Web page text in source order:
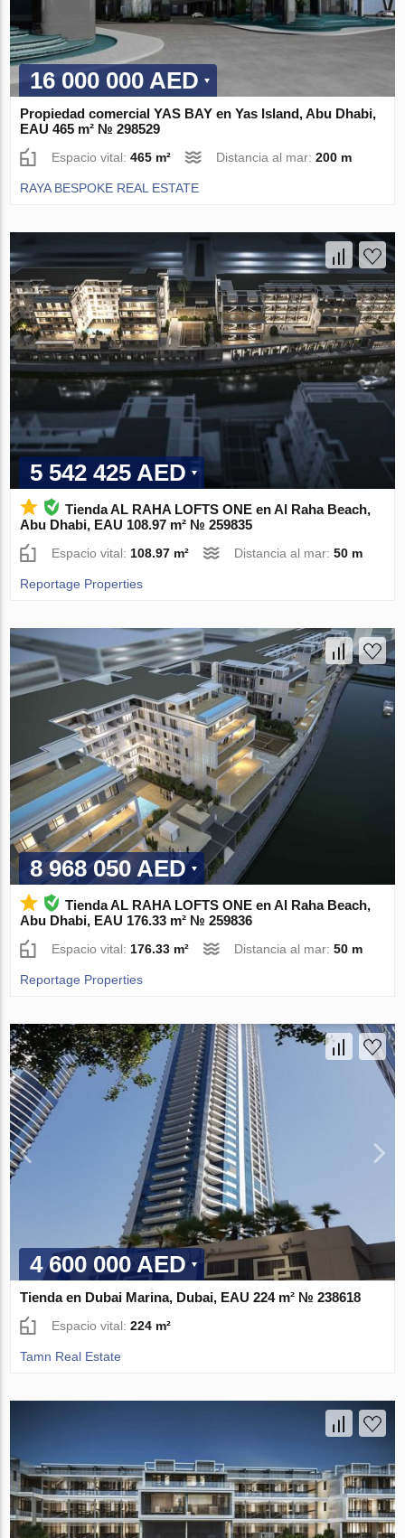
16 000 000 AED
Propiedad comercial YAS BAY en Yas Island, Abu Dhabi,
EAU 465 m² № 298529
Espacio vital:465 m² Distancia al mar:200 m
RAYA BESPOKE REAL ESTATE
5 542 425 AED
Tienda AL RAHA LOFTS ONE en Al Raha Beach,
Abu Dhabi, EAU 108.97 m² № 259835
Espacio vital: 108.97 m² Distancia al mar:50 m
Reportage Properties
8 968 050 AED
Tienda AL RAHA LOFTS ONE en Al Raha Beach,
Abu Dhabi, EAU 176.33 m² № 259836
Espacio vital: 176.33 m² Distancia al mar:50 m
Reportage Properties
4 600 000 AED
Tienda en Dubai Marina, Dubai, EAU 224 m² № 238618
Espacio vital:224 m²
Tamn Real Estate